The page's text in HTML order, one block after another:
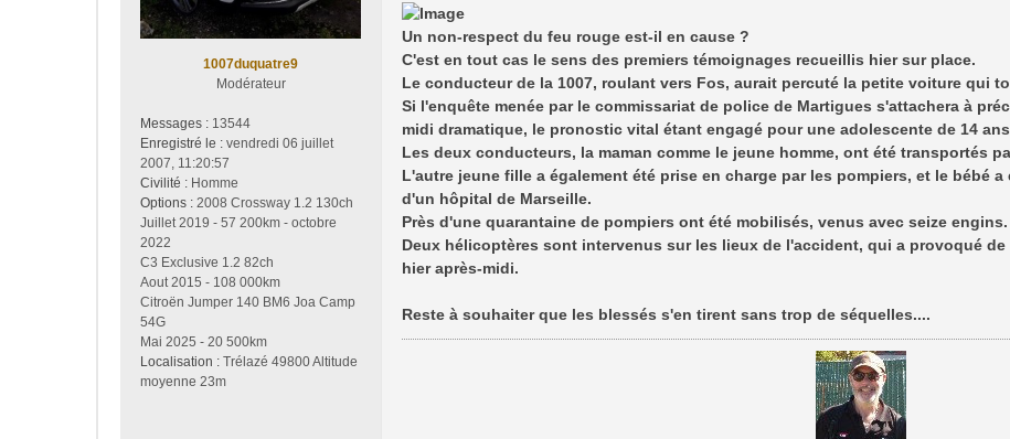
1007duquatre9
Modérateur
Messages : 13544
Enregistré le : vendredi 06 juillet
2007, 11:20:57
Civilité : Homme
Options : 2008 Crossway 1.2 130ch
Juillet 2019 - 57 200km - octobre
2022
C3 Exclusive 1.2 82ch
Aout 2015 - 108 000km
Citroën Jumper 140 BM6 Joa Camp
54G
Mai 2025 - 20 500km
Localisation : Trélazé 49800 Altitude
moyenne 23m
Un non-respect du feu rouge est-il en cause ?
C'est en tout cas le sens des premiers témoignages recueillis hier sur place.
Le conducteur de la 1007, roulant vers Fos, aurait percuté la petite voiture qui
Si l'enquête menée par le commissariat de police de Martigues s'attachera à
midi dramatique, le pronostic vital étant engagé pour une adolescente de 14
Les deux conducteurs, la maman comme le jeune homme, ont été transportés
L'autre jeune fille a également été prise en charge par les pompiers, et le bébé
d'un hôpital de Marseille.
Près d'une quarantaine de pompiers ont été mobilisés, venus avec seize engins.
Deux hélicoptères sont intervenus sur les lieux de l'accident, qui a provoqué
hier après-midi.
Reste à souhaiter que les blessés s'en tirent sans trop de séquelles....